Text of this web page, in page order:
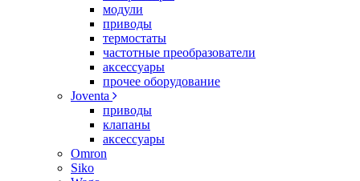
модули
приводы
термостаты
частотные преобразователи
аксессуары
прочее оборудование
Joventa
приводы
клапаны
аксессуары
Omron
Siko